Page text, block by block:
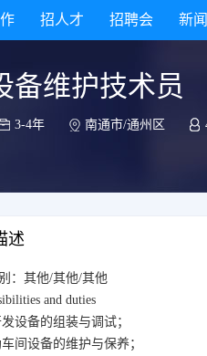
招人才 招聘会 新
备维护技术员
3-4年 南通市/通州区
述
：其他/其他/其他
and duties
设备的组装与调试；
间设备的维护与保养；